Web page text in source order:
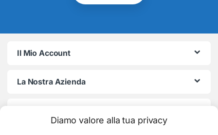
Diamo valore alla tua privacy
Il Mio Account
La Nostra Azienda